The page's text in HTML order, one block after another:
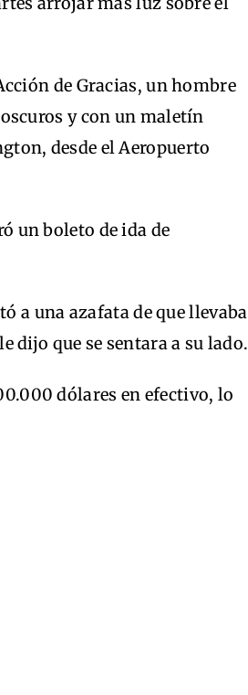
de Gracias, un hombre
y con un maletín
desde el Aeropuerto
un boleto de ida de
a una azafata de que llevaba
dijo que se sentara a su lado.
dólares en efectivo, lo